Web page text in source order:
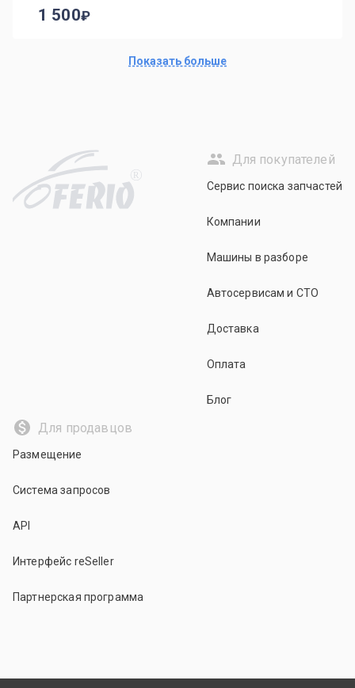
1 500
Показать больше
R
Для покупателей
Сервис поиска запчастей
Компании
Машины в разборе
Автосервисам и СТО
Доставка
Оплата
Блог
Для продавцов
Размещение
Система запросов
API
Интерфейс reSeller
Партнерская программа